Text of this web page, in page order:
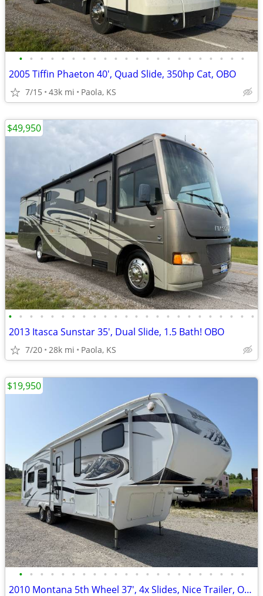
• • • • • • • • • • • • • • • • • • • • • •
2005 Tiffin Phaeton 40', Quad Slide, 350hp Cat, OBO
7/15 43k mi Paola, KS
• • • • • • • • • • • • • • • • • • • • • • • •
2013 Itasca Sunstar 35', Dual Slide, 1.5 Bath! OBO
7/20 28k mi Paola, KS
$49,950
• • • • • • • • • • • • • • • • • • • • • •
2010 Montana 5th Wheel 37', 4x Slides, Nice Trailer, OBO
$19,950